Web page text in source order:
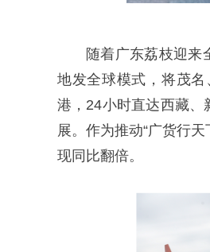
随着广东荔枝迎来
地发全球模式，将茂
港，24小时直达西藏、
展。作为推动“广货行
现同比翻倍。